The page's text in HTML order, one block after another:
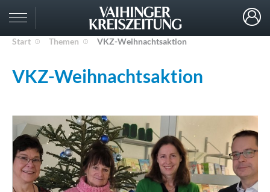
Start Themen VKZ-Weihnachtsaktion
VKZ-Weihnachtsaktion